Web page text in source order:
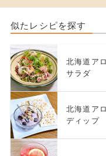
似たレシピを探す
北海道ア
サラダ
北海道ア
ディップ